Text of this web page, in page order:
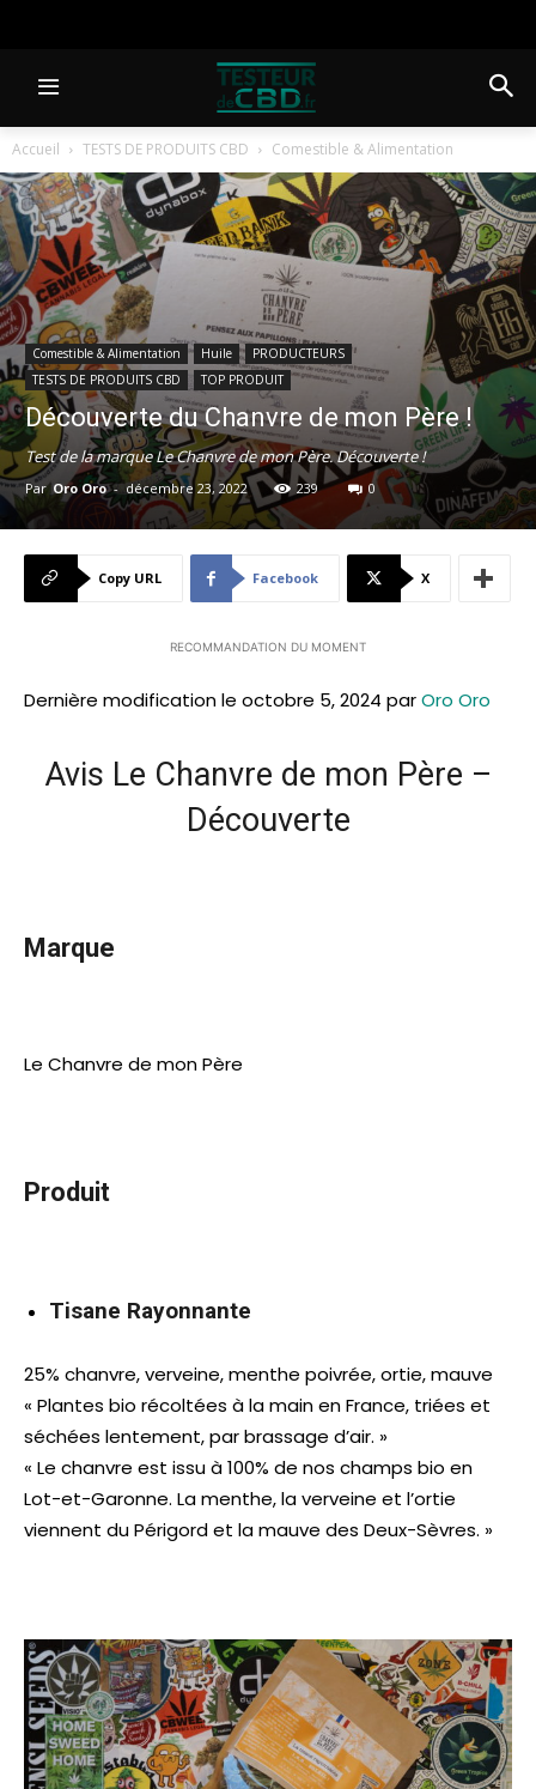
Accueil TESTS DE PRODUITS CBD Comestible & Alimentation
Comestible & Alimentation Huile
PRODUCTEURS
TESTS DE PRODUITS CBD
TOP PRODUIT
Découverte du Chanvre de mon Père !
Test de la marque Le Chanvre de mon Père. Découverte !
Par Oro Oro - décembre 23, 2022 239 0
Copy URL Facebook X
RECOMMANDATION DU MOMENT
Dernière modification le octobre 5, 2024 parOro Oro
Avis Le Chanvre de mon Père –
Découverte
Marque
Le Chanvre de mon Père
Produit
Tisane Rayonnante
25% chanvre, verveine, menthe poivrée, ortie, mauve
« Plantes bio récoltées à la main en France, triées et
séchées lentement, par brassage d’air. »
« Le chanvre est issu à 100% de nos champs bio en
Lot-et-Garonne. La menthe, la verveine et l’ortie
viennent du Périgord et la mauve des Deux-Sèvres. »